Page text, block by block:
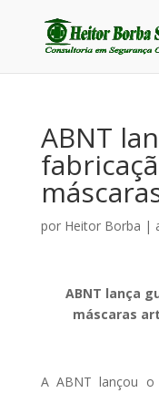
ABNT
por Heitor Borba |
ABNT lança
máscaras
A ABNT lançou o